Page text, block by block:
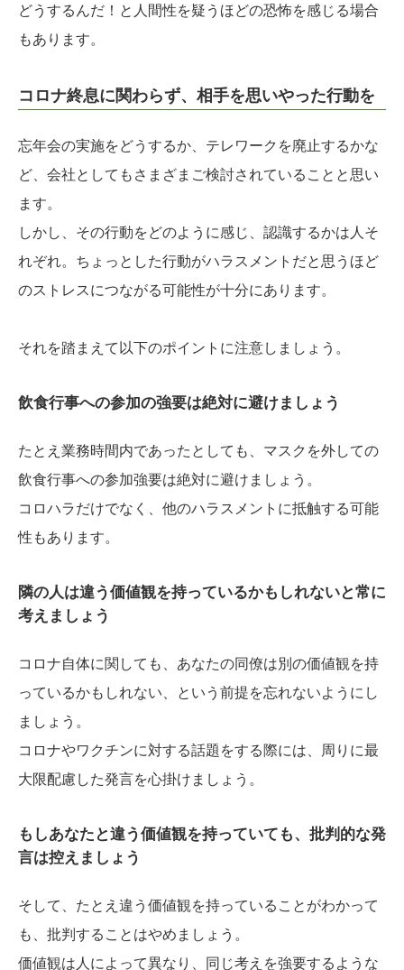
どうするんだ！と人間性を疑うほどの恐怖を感じる場合
もあります。
コロナ終息に関わらず、相手を思いやった行動を
忘年会の実施をどうするか、テレワークを廃止するかな
ど、会社としてもさまざまご検討されていることと思い
ます。
しかし、その行動をどのように感じ、認識するかは人そ
れぞれ。ちょっとした行動がハラスメントだと思うほど
のストレスにつながる可能性が十分にあります。
それを踏まえて以下のポイントに注意しましょう。
飲食行事への参加の強要は絶対に避けましょう
たとえ業務時間内であったとしても、マスクを外しての
飲食行事への参加強要は絶対に避けましょう。
コロハラだけでなく、他のハラスメントに抵触する可能
性もあります。
隣の人は違う価値観を持っているかもしれないと常に
考えましょう
コロナ自体に関しても、あなたの同僚は別の価値観を持
っているかもしれない、という前提を忘れないようにし
ましょう。
コロナやワクチンに対する話題をする際には、周りに最
大限配慮した発言を心掛けましょう。
もしあなたと違う価値観を持っていても、批判的な発
言は控えましょう
そして、たとえ違う価値観を持っていることがわかって
も、批判することはやめましょう。
価値観は人によって異なり、同じ考えを強要するような